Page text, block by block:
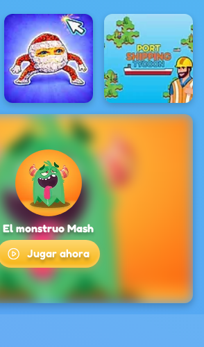
El monstruo Mash
Jugar ahora